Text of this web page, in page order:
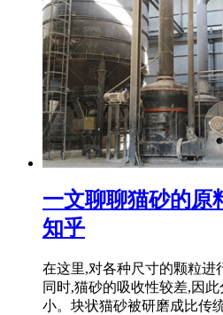
一文聊聊猫砂的原
知乎
在这里,对各种尺寸的颗粒进
同时,猫砂的吸收性较差,因
小。块状猫砂被研磨成比传